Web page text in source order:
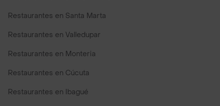
Restaurantes en Santa Marta
Restaurantes en Valledupar
Restaurantes en Monteria
Restaurantes en Cúcuta
Restaurantes en Ibagué